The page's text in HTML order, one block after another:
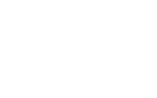
hợp nhiều độ tuổi